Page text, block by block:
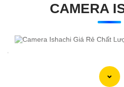
CAMERA
'